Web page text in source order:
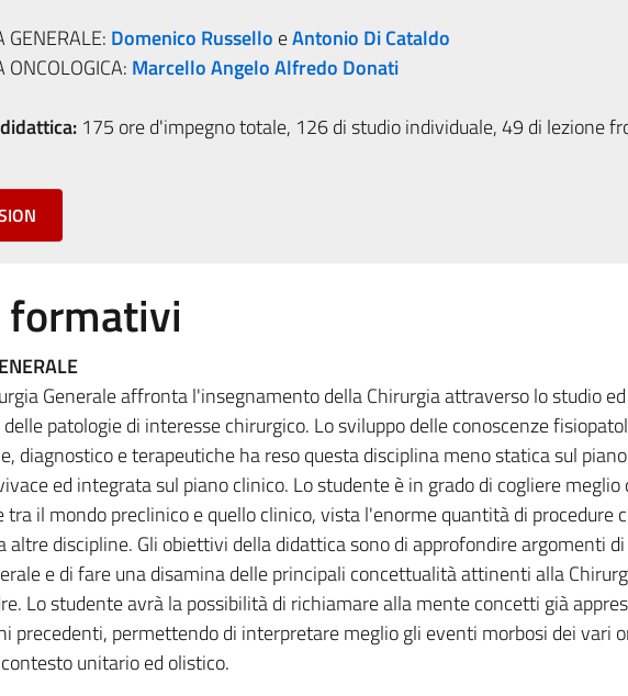
GENERALE: Domenico Russello eAntonio Di Cataldo
ONCOLOGICA: Marcello Angelo Alfredo Donati
175 ore d'impegno totale, 126 di studio individuale, 49 di lezione
Generale affronta l'insegnamento della Chirurgia attraverso lo studio
patologie di interesse chirurgico. Lo sviluppo delle conoscenze
diagnostico e terapeutiche ha reso questa disciplina meno statica sul
ed integrata sul piano clinico. Lo studente è in grado di cogliere meglio
tra il mondo preclinico e quello clinico, vista l'enorme quantità di procedure
altre discipline. Gli obiettivi della didattica sono di approfondire argomenti
e di fare una disamina delle principali concettualità attinenti alla
Lo studente avrà la possibilità di richiamare alla mente concetti già
precedenti, permettendo di interpretare meglio gli eventi morbosi dei vari
unitario ed olistico.